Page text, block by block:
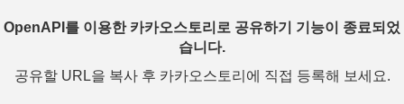
OpenAPI를 이용한 카카오스토리로 공유하기 기능이 종료되었
습니다.
공유할 URL을 복사 후 카카오스토리에 직접 등록해 보세요.